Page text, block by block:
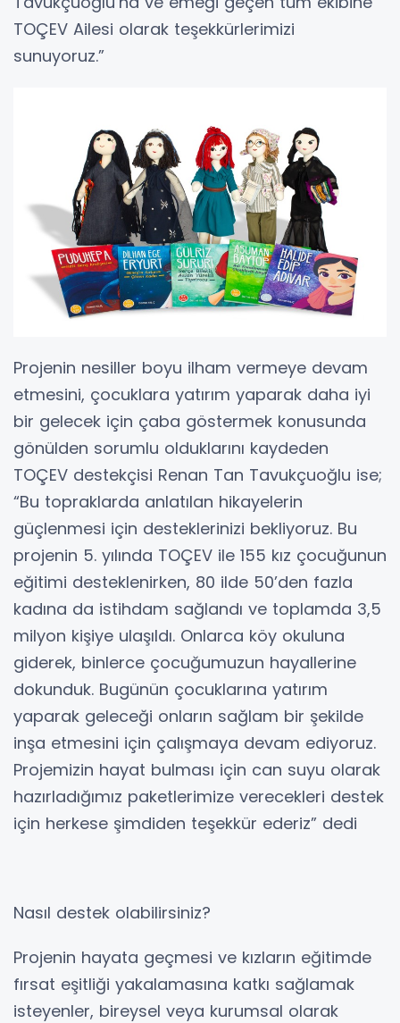
TOÇEV Ailesi olarak teşekkürlerimizi
sunuyoruz.”
Projenin nesiller boyu ilham vermeye devam
etmesini, çocuklara yatırım yaparak daha iyi
bir gelecek için çaba göstermek konusunda
gönülden sorumlu olduklarını kaydeden
TOÇEV destekçisi Renan Tan Tavukçuoğlu ise;
“Bu topraklarda anlatılan hikayelerin
güçlenmesi için desteklerinizi bekliyoruz. Bu
projenin 5. yılında TOÇEV ile 155 kız çocuğunun
eğitimi desteklenirken, 80 ilde 50’den fazla
kadına da istihdam sağlandı ve toplamda 3,5
milyon kişiye ulaşıldı. Onlarca köy okuluna
giderek, binlerce çocuğumuzun hayallerine
dokunduk. Bugünün çocuklarına yatırım
yaparak geleceği onların sağlam bir şekilde
inşa etmesini için çalışmaya devam ediyoruz.
Projemizin hayat bulması için can suyu olarak
hazırladığımız paketlerimize verecekleri destek
için herkese şimdiden teşekkür ederiz” dedi
Nasıl destek olabilirsiniz?
Projenin hayata geçmesi ve kızların eğitimde
fırsat eşitliği yakalamasına katkı sağlamak
isteyenler, bireysel veya kurumsal olarak